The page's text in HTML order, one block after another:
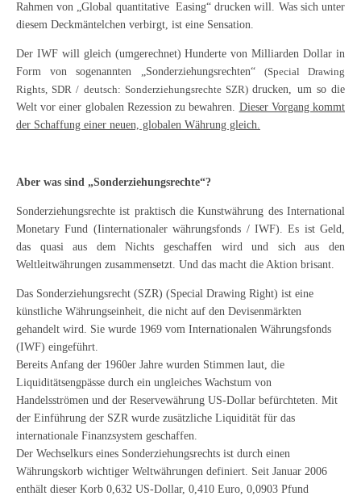
Rahmen von „Global quantitative Easing“ drucken will. Was sich unter
diesem Deckmäntelchen verbirgt, ist eine Sensation.
Der IWF will gleich (umgerechnet) Hunderte von Milliarden Dollar in
Form von sogenannten „Sonderziehungsrechten“ (Special Drawing
Rights, SDR / deutsch: Sonderziehungsrechte SZR)drucken, um so die
Welt vor einer globalen Rezession zu bewahren. Dieser Vorgang kommt
der Schaffung einer neuen, globalen Währung gleich.
Aber was sind „Sonderziehungsrechte“?
Sonderziehungsrechte ist praktisch die Kunstwährung des International
Monetary Fund (Iinternationaler währungsfonds / IWF). Es ist Geld,
das quasi aus dem Nichts geschaffen wird und sich aus den
Weltleitwährungen zusammensetzt. Und das macht die Aktion brisant.
Das Sonderziehungsrecht (SZR) (Special Drawing Right) ist eine
künstliche Währungseinheit, die nicht auf den Devisenmärkten
gehandelt wird. Sie wurde 1969 vom Internationalen Währungsfonds
(IWF) eingeführt.
Bereits Anfang der 1960er Jahre wurden Stimmen laut, die
Liquiditätsengpässe durch ein ungleiches Wachstum von
Handelsströmen und der Reservewährung US-Dollar befürchteten. Mit
der Einführung der SZR wurde zusätzliche Liquidität für das
internationale Finanzsystem geschaffen.
Der Wechselkurs eines Sonderziehungsrechts ist durch einen
Währungskorb wichtiger Weltwährungen definiert. Seit Januar 2006
enthält dieser Korb 0,632 US-Dollar, 0,410 Euro, 0,0903 Pfund